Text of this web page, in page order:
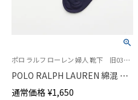
ポロ ラルフ ローレン 婦人 靴下 旧03207893
POLO RALPH LAUREN 綿混 特
殊設計 ワイドヒール 足裏メッ
通常価格 ¥1,650